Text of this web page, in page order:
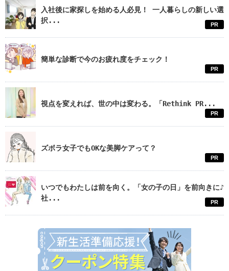
入社後に家探しを始める人必見！ 一人暮らしの新しい選
択...
PR
簡単な診断で今のお疲れ度をチェック！
PR
視点を変えれば、世の中は変わる。「Rethink PR...
PR
ズボラ女子でもOKな美脚ケアって？
PR
いつでもわたしは前を向く。「女の子の日」を前向きに♪
社...
PR